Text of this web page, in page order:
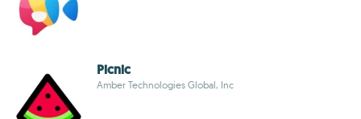
Picnic
Amber Technologies Global, Inc